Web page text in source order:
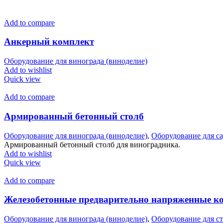
Add to compare
Анкерный комплект
Оборудование для винограда (виноделие)
Add to wishlist
Quick view
Add to compare
Армированный бетонный столб
Оборудование для винограда (виноделие), Оборудование для
Армированный бетонный столб для виноградника.
Add to wishlist
Quick view
Add to compare
Железобетонные предварительно напряженные
Оборудование для винограда (виноделие), Оборудование для